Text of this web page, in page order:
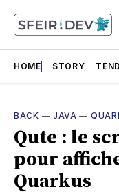
HOME STORY
BACK — JAVA —
Qute : le
pour
Quarkus